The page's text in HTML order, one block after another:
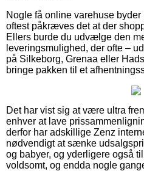
Nogle få online varehuse
oftest påkræves det at der
Ellers burde du udvælge den
leveringsmulighed, der ofte –
på Silkeborg, Grenaa eller
bringe pakken til et
Det har vist sig at være ultra
enhver at lave
derfor har adskillige Zenz
nødvendigt at sænke
og babyer, og yderligere også
voldsomt, og endda nogle